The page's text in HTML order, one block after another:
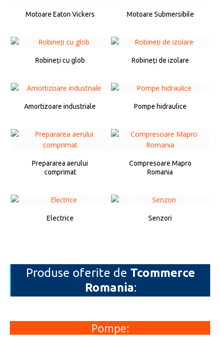
Motoare Eaton Vickers Motoare Submersibile
Robineți cu glob Robineți de izolare
Amortizoare industriale Pompe hidraulice
Prepararea aerului
comprimat
Compresoare Mapro
Romania
Electrice Senzori
Produse oferite de Tcommerce
Romania:
Pompe: